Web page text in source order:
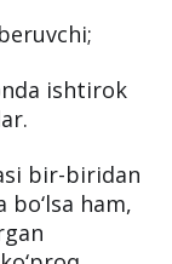
ishtirok
bir-biridan
ham,